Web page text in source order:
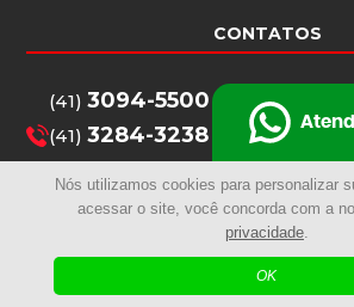
Nós utilizamos cookies para personalizar
acessar o site, você concorda com a
privacidade.
OK
CONTATOS
(41)3094-5500
(41)3284-3238
3094-5516
remocarga@remocarga.com.br